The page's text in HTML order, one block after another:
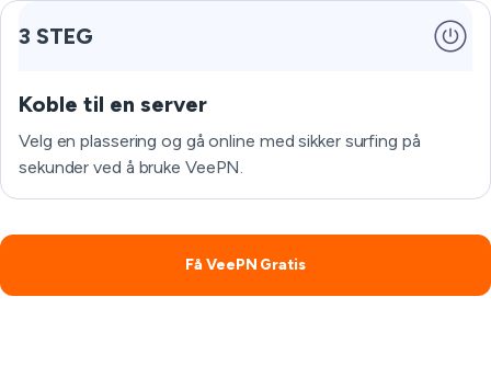
3 STEG
Koble til en server
Velg en plassering og gå online med sikker surfing på
sekunder ved å bruke VeePN.
Få VeePN Gratis